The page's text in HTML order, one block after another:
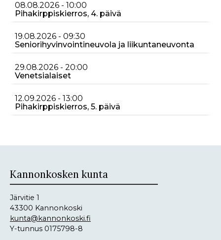
08.08.2026 - 10:00
Pihakirppiskierros, 4. päivä
19.08.2026 - 09:30
Seniorihyvinvointineuvola ja liikuntaneuvonta
29.08.2026 - 20:00
Venetsialaiset
12.09.2026 - 13:00
Pihakirppiskierros, 5. päivä
Kannonkosken kunta
Järvitie 1
43300 Kannonkoski
kunta@kannonkoski.fi
Y-tunnus 0175798-8